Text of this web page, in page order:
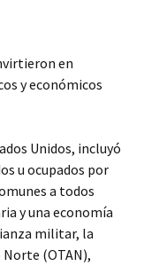
en
y económicos
Unidos, incluyó
u ocupados por
a todos
y una economía
militar, la
(OTAN),